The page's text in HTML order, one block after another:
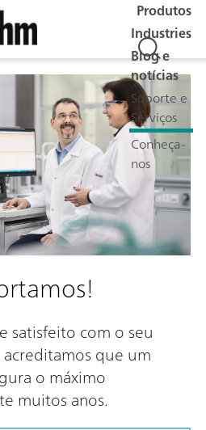
Produtos
Industries
Blog e
notícias
Suporte e
Serviços
Conheça-
nos
satisfeito com o seu
que um
o máximo
muitos anos.